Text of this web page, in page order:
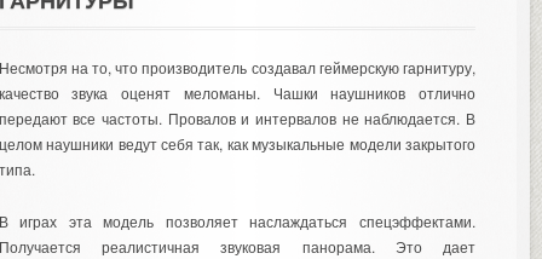
на то, что производитель создавал геймерскую гарнитуру,
звука оценят меломаны. Чашки наушников отлично
все частоты. Провалов и интервалов не наблюдается. В
наушники ведут себя так, как музыкальные модели закрытого
играх эта модель позволяет наслаждаться спецэффектами.
реалистичная звуковая панорама. Это дает